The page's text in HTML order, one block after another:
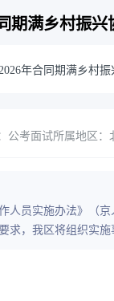
期满乡村振兴
年合同期满乡村
公考面试所属地区：
人员实施办法》（
求，我区将组织实